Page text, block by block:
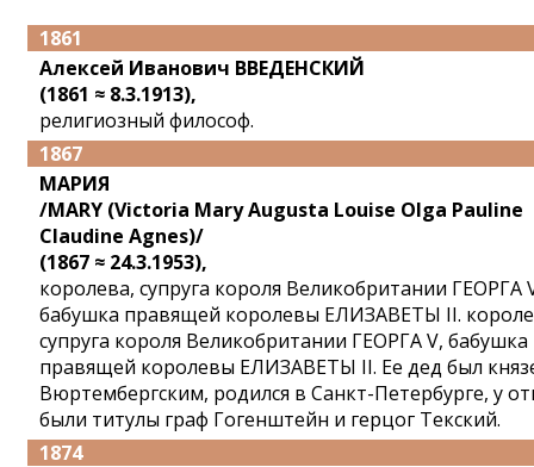
1861
Алекcей Иванович ВВЕДЕНСКИЙ
(1861 ≈ 8.3.1913),
религиозный философ.
1867
МАРИЯ
/MARY (Victoria Mary Augusta Louise Olga Pauline
Claudine Agnes)/
(1867 ≈ 24.3.1953),
королева, супруга короля Великобритании ГЕОРГА
бабушка правящей королевы ЕЛИЗАВЕТЫ II.
супруга короля Великобритании ГЕОРГА V, бабушка
правящей королевы ЕЛИЗАВЕТЫ II. Ее дед был
Вюртембергским, родился в Санкт-Петербурге, у
были титулы граф Гогенштейн и герцог Текский.
1874